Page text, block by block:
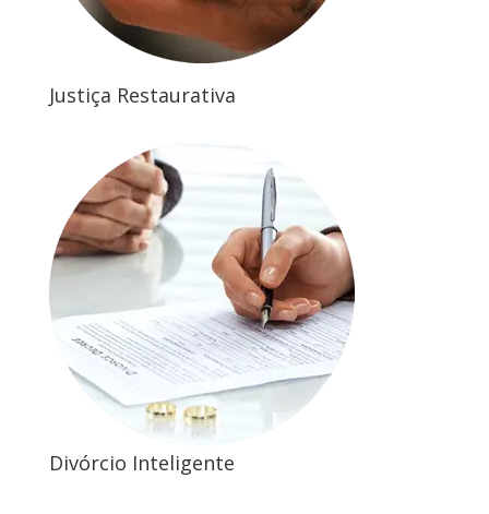
Justiça Restaurativa
Divórcio Inteligente